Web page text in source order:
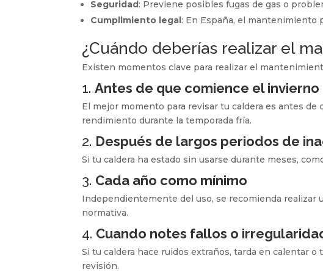
Seguridad: Previene posibles fugas de gas o
Cumplimiento legal: En España, el mantenimiento
¿Cuándo deberías realizar el
Existen momentos clave para realizar el
1.Antes de que comience el invierno
El mejor momento para revisar tu caldera es antes
rendimiento durante la temporada fría.
2. Después de largos periodos de
Si tu caldera ha estado sin usarse durante meses,
3. Cada año como mínimo
Independientemente del uso, se recomienda
normativa.
4. Cuando notes fallos o
Si tu caldera hace ruidos extraños, tarda en calentar
revisión.